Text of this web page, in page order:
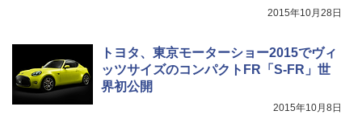
2015年10月28日
トヨタ、東京モーターショー2015でヴィ
ッツサイズのコンパクトFR「S-FR」世
界初公開
2015年10月8日